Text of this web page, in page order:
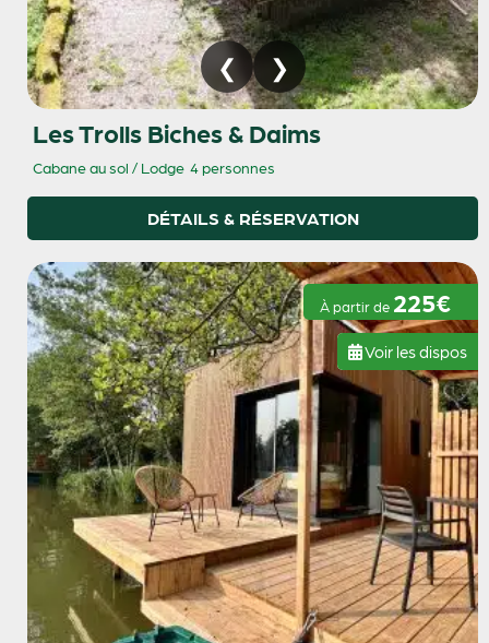
Les Trolls Biches & Daims
Cabane au sol / Lodge 4 personnes
DÉTAILS & RÉSERVATION
À partir de 225€
Voir les dispos